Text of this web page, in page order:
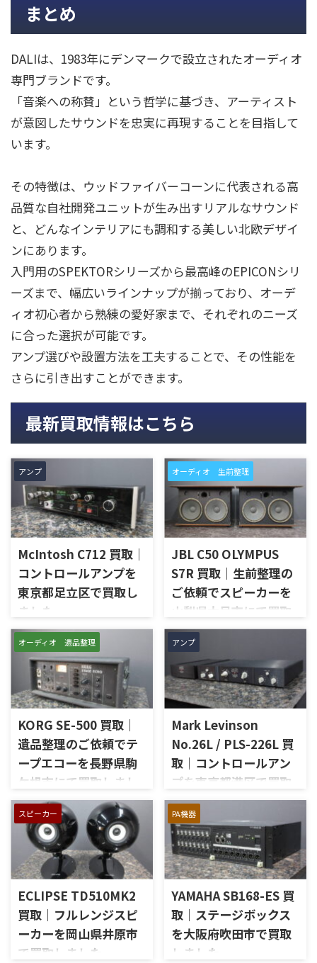
まとめ
DALIは、1983年にデンマークで設立されたオーディオ
専門ブランドです。
「音楽への称賛」という哲学に基づき、アーティスト
が意図したサウンドを忠実に再現することを目指して
います。
その特徴は、ウッドファイバーコーンに代表される高
品質な自社開発ユニットが生み出すリアルなサウンド
と、どんなインテリアにも調和する美しい北欧デザイ
ンにあります。
入門用のSPEKTORシリーズから最高峰のEPICONシリ
ーズまで、幅広いラインナップが揃っており、オーデ
ィオ初心者から熟練の愛好家まで、それぞれのニーズ
に合った選択が可能です。
アンプ選びや設置方法を工夫することで、その性能を
さらに引き出すことができます。
最新買取情報はこちら
アンプ
McIntosh C712 買取｜
コントロールアンプを
東京都足立区で買取し
ました
東京都足立区で、McIntoshの
コントロールアンプ「C712」
を出張買取させていただきま
した。今回のお品物は、
McIntoshらしいガラスパネル
デザインとリモート操作機能
を備えた2chソリッドステート
式のコントロールアンプで、左
右チャンネルの音出し、入力
切替、ボリューム、トーンコン
トロール、MMフォノ入力、バ
外観コンディション、リモコン
など付属品の有無を確認しな
がら査定いたしました。 買取
商品：McIntosh C712 メーカ
ー：McIntosh / マッキントッ
シュ 型番： ...
オーディオ 生前整理
JBL C50 OLYMPUS
S7R 買取｜生前整理の
ご依頼でスピーカーを
山梨県大月市にて買取
しました
山梨県大月市で、生前整理に伴
いJBLの大型スピーカー「C50
OLYMPUS S7R」を出張買取さ
せていただきました。今回の
お品物は、長年大切に音楽を
楽しまれてきたご本人様より、
オーディオ機器の整理を進めた
いとのご相談をいただいたも
のです。 JBL C50 OLYMPUS
S7Rは、Olympus専用エンクロ
ージャーにLE15Aウーファー、
PR15パッシブラジエーター、
LE85ドライバー、HL91ホー
ン、LX5ネットワークなどを組
み合わせたヴィンテージJBLの
スピーカーシステムです。査定
オーディオ 遺品整理
KORG SE-500 買取｜
遺品整理のご依頼でテ
ープエコーを長野県駒
ケ根市にて買取しまし
た
長野県駒ケ根市で、遺品整理に
伴いKORGのテープエコー
「SE-500 Stage Echo」を出張
買取させていただきました。
今回のお品物は、前オーナー
様が大切に保管されていたヴ
ィンテージのテープエコーで、
ご家族様より「価値があるも
のか分からないので、処分する
前に見てほしい」とご相談い
アンプ
Mark Levinson
No.26L / PLS-226L 買
取｜コントロールアン
プを東京都港区で買取
しました
東京都港区で、Mark Levinson
のコントロールアンプ
「No.26L / PLS-226L」を出張
買取させていただきました。
今回のお品物は、アンプ部
No.26Lと外部電源部PLS-226L
で構成されるセパレートタイ
プのプリアンプで、左右チャン
ネルの音出し状態、入力切
替、ボリューム、バランス、
スピーカー
ECLIPSE TD510MK2
買取｜フルレンジスピ
ーカーを岡山県井原市
で買取しました
PA機器
YAMAHA SB168-ES 買
取｜ステージボックス
を大阪府吹田市で買取
しました